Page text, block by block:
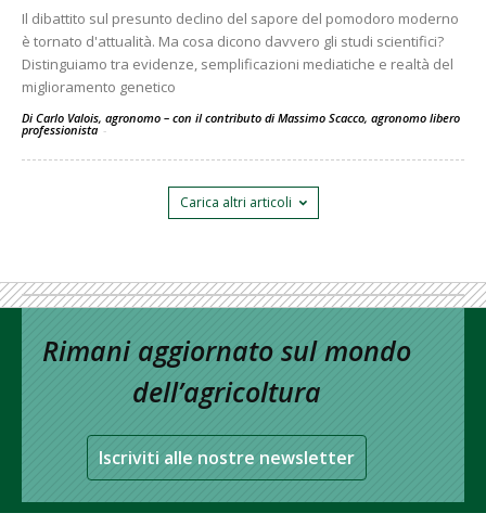
Il dibattito sul presunto declino del sapore del pomodoro moderno
è tornato d'attualità. Ma cosa dicono davvero gli studi scientifici?
Distinguiamo tra evidenze, semplificazioni mediatiche e realtà del
miglioramento genetico
Di Carlo Valois, agronomo – con il contributo di Massimo Scacco, agronomo libero
professionista -
Carica altri articoli
Rimani aggiornato sul mondo
dell’agricoltura
Iscriviti alle nostre newsletter